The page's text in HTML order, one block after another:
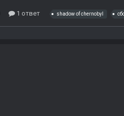
1 ответ shadow of chernobyl